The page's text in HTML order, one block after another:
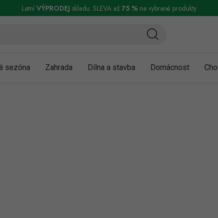
a reklamace Podmínky ochrany osobních údajů Obchodní
LetníVÝPRODEJ skladu: SLEVA až 75 %na vybrané produkty
sezóna Zahrada Dílna a stavba Domácnost